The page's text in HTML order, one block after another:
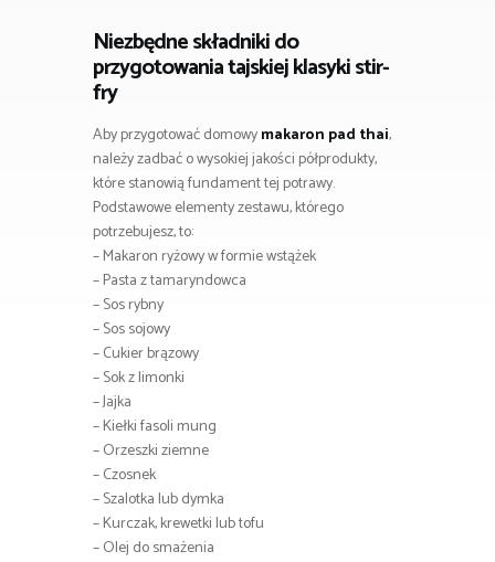
Niezbędne składniki do
przygotowania tajskiej klasyki stir-
fry
Aby przygotować domowymakaron pad thai,
należy zadbać o wysokiej jakości półprodukty,
które stanowią fundament tej potrawy.
Podstawowe elementy zestawu, którego
potrzebujesz, to:
– Makaron ryżowy w formie wstążek
– Pasta z tamaryndowca
– Sos rybny
– Sos sojowy
– Cukier brązowy
– Sok z limonki
– Jajka
– Kiełki fasoli mung
– Orzeszki ziemne
– Czosnek
– Szalotka lub dymka
– Kurczak, krewetki lub tofu
– Olej do smażenia